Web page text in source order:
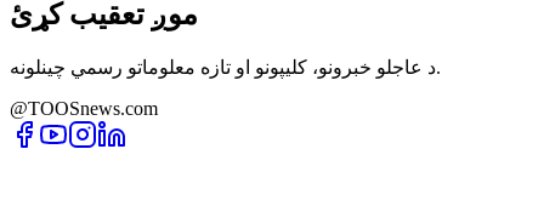
موږ تعقیب کړئ
د عاجلو خبرونو، کلیپونو او تازه معلوماتو رسمي چینلونه.
@TOOSnews.com